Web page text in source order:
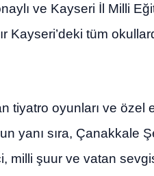
ve Kayseri İl Milli
Kayseri’deki tüm
tiyatro oyunları ve özel
yanı sıra, Çanakkale
milli şuur ve vatan